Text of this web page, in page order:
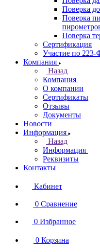
Поверка
Поверка
Поверка
Сертификация
Участие по
Компания
Назад
Компания
О компании
Сертификаты
Отзывы
Документы
Новости
Информация
Назад
Информация
Реквизиты
Контакты
Кабинет
0 Сравнение
0 Избранное
0 Корзина